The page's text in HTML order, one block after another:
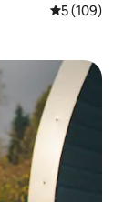
レビュー
5 (109)